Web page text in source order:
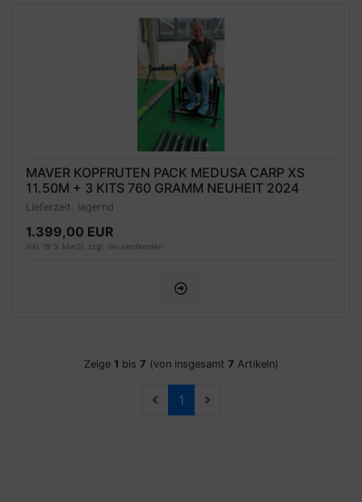
MAVER KOPFRUTEN PACK MEDUSA CARP XS
11.50M + 3 KITS 760 GRAMM NEUHEIT 2024
Lieferzeit: lagernd
1.399,00 EUR
inkl. 19 % MwSt. zzgl. Versandkosten
Zeige 1 bis 7 (von insgesamt 7 Artikeln)
1